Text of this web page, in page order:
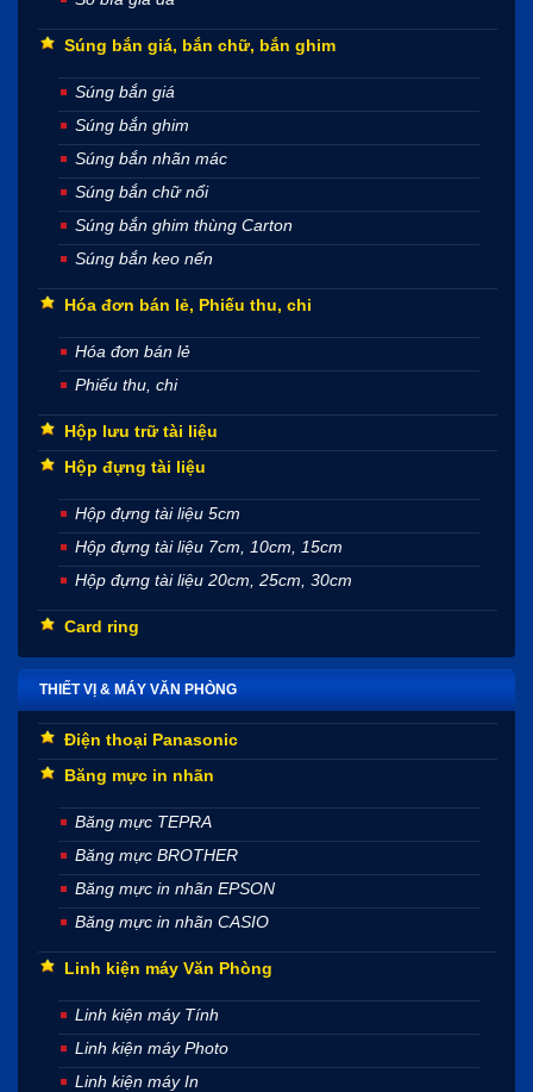
Súng bắn giá, bắn chữ, bắn ghim
Súng bắn giá
Súng bắn ghim
Súng bắn nhãn mác
Súng bắn chữ nổi
Súng bắn ghim thùng Carton
Súng bắn keo nến
Hóa đơn bán lẻ, Phiếu thu, chi
Hóa đơn bán lẻ
Phiếu thu, chi
Hộp lưu trữ tài liệu
Hộp đựng tài liệu
Hộp đựng tài liệu 5cm
Hộp đựng tài liệu 7cm, 10cm, 15cm
Hộp đựng tài liệu 20cm, 25cm, 30cm
Card ring
THIẾT VỊ & MÁY VĂN PHÒNG
Điện thoại Panasonic
Băng mực in nhãn
Băng mực TEPRA
Băng mực BROTHER
Băng mực in nhãn EPSON
Băng mực in nhãn CASIO
Linh kiện máy Văn Phòng
Linh kiện máy Tính
Linh kiện máy Photo
Linh kiện máy In